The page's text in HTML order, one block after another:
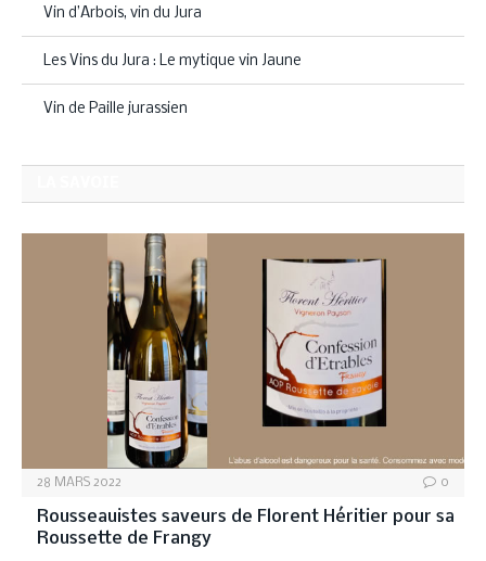
Vin d’Arbois, vin du Jura
Les Vins du Jura : Le mytique vin Jaune
Vin de Paille jurassien
28 MARS 2022 0
Rousseauistes saveurs de Florent Héritier pour sa
Roussette de Frangy